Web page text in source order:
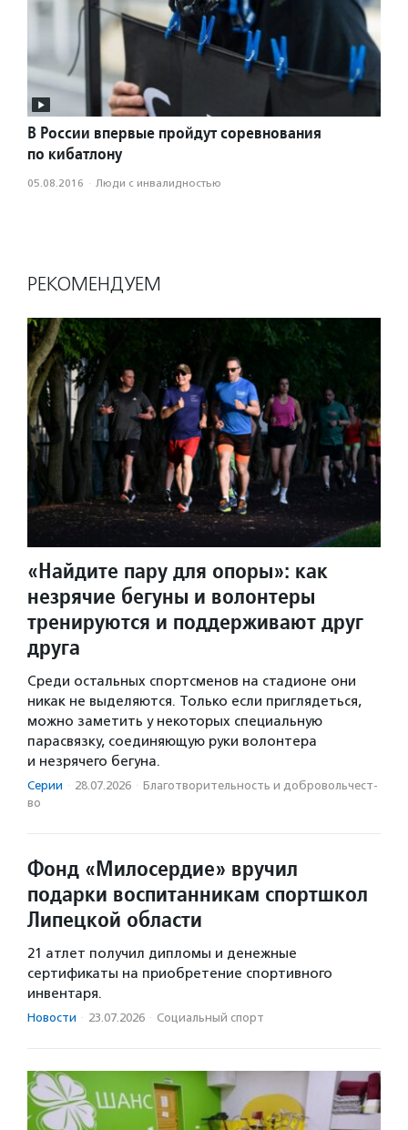
В России впервые пройдут соревнования
по кибатлону
05.08.2016 · Люди с инвалидностью
РЕКОМЕНДУЕМ
«Найдите пару для опоры»: как
незрячие бегуны и волонтеры
тренируются и поддерживают друг
друга
Среди остальных спортсменов на стадионе они
никак не выделяются. Только если приглядеться,
можно заметить у некоторых специальную
парасвязку, соединяющую руки волонтера
и незрячего бегуна.
Серии · 28.07.2026 · Благотвори­тель­ность и доброволь­чест­
во
Фонд «Милосердие» вручил
подарки воспитанникам спортшкол
Липецкой области
21 атлет получил дипломы и денежные
сертификаты на приобретение спортивного
инвентаря.
Новости · 23.07.2026 · Социальный спорт